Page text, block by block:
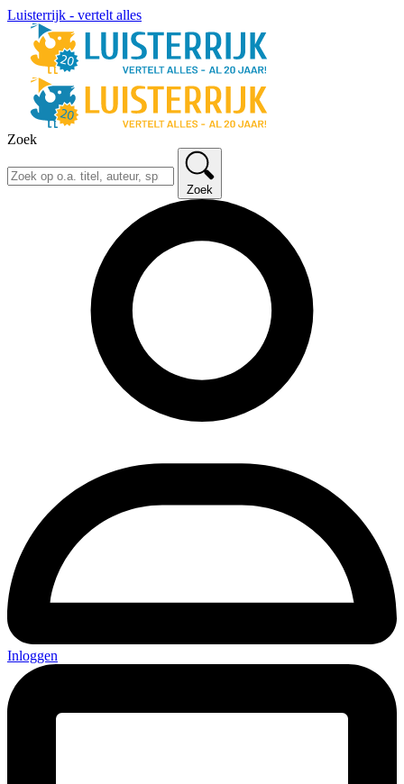
Luisterrijk - vertelt alles
Zoek
Zoek
Inloggen